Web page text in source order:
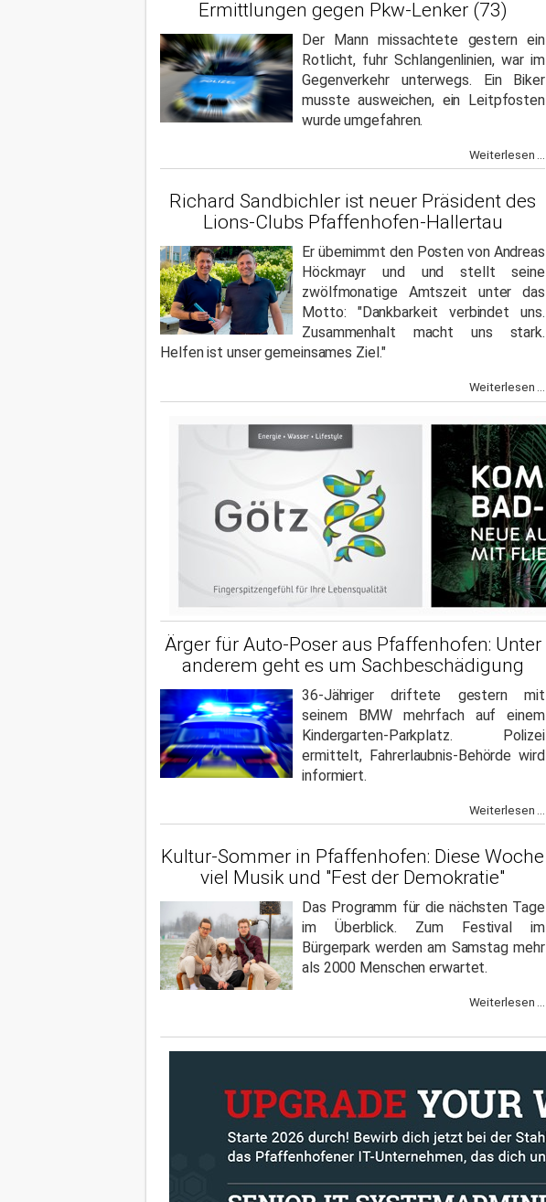
Ermittlungen gegen Pkw-Lenker (73)
Der Mann missachtete gestern ein
Rotlicht, fuhr Schlangenlinien, war im
Gegenverkehr unterwegs. Ein Biker
musste ausweichen, ein Leitpfosten
wurde umgefahren.
Weiterlesen ...
Richard Sandbichler ist neuer Präsident des
Lions-Clubs Pfaffenhofen-Hallertau
Er übernimmt den Posten von Andreas
Höckmayr und und stellt seine
zwölfmonatige Amtszeit unter das
Motto: "Dankbarkeit verbindet uns.
Zusammenhalt macht uns stark.
Helfen ist unser gemeinsames Ziel."
Weiterlesen ...
Ärger für Auto-Poser aus Pfaffenhofen: Unter
anderem geht es um Sachbeschädigung
36-Jähriger driftete gestern mit
seinem BMW mehrfach auf einem
Kindergarten-Parkplatz. Polizei
ermittelt, Fahrerlaubnis-Behörde wird
informiert.
Weiterlesen ...
Kultur-Sommer in Pfaffenhofen: Diese Woche
viel Musik und "Fest der Demokratie"
Das Programm für die nächsten Tage
im Überblick. Zum Festival im
Bürgerpark werden am Samstag mehr
als 2000 Menschen erwartet.
Weiterlesen ...